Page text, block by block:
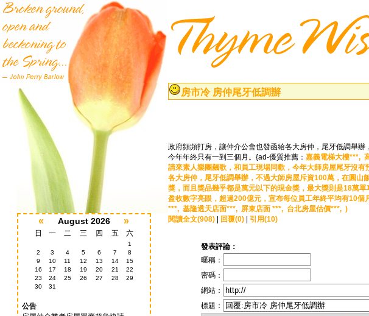
« August 2026 »
日 一 二 三 四 五 六
1
2
3 4 5 6 7
8
9
10 11 12 13 14
15
16
17 18 19 20 21
22
23
24 25 26 27 28
29
30
31
公告
房市冷 房仲尾牙低調辦
政府頻頻打房，讓仲介公會也發函給各大房仲，尾牙低調舉
今年年終只有一到三個月。{ad-優質推薦： 嘉義電梯大樓***,
請來素人樂團飆歌，和員工現場同歡，今年大師房屋尾牙沒
各大房仲，尾牙低調舉辦，不過大師房屋斥資100萬，在圓
獎，而且獎品幾乎都是萬元以下的現金獎，最大獎則是18萬
盈收數字亮眼，超過200億元，宣布每位員工年終平均有10
***, 基隆透天店面***, 屏東店面 ***, 台北房屋估價***, )
閱讀全文(908)
回覆(0) 引用(10)
發表評論：
暱稱：
密碼：
網站：
標題：